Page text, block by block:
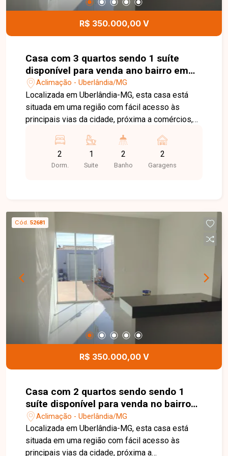
bairro Aclimação. Agende uma visita e venha
conhecer todos os detalhes desta casa.
R$ 350.000,00 V
Casa com 3 quartos sendo 1 suíte
disponível para venda ano bairro em
Uberlândia-MG
Aclimação - Uberlândia/MG
Localizada em Uberlândia-MG, esta casa está
situada em uma região com fácil acesso às
principais vias da cidade, próxima a comércios,
serviços, proporcionando praticidade e qualidade
de vida para toda a família. O imóvel é novo,
pronto para morar, e conta com sala ampla, 03
e área de serviço com tanque e instalações para
máquina de lavar. A casa possui acabamento de
excelente padrão, com piso em porcelanato,
metais e acabamentos de primeira qualidade,
oferecendo conforto, modernidade e
funcionalidade. Esta é uma excelente
oportunidade para quem busca um imóvel novo,
com ótimo acabamento e pronto para morar.
Agende uma visita e venha conhecer todos os
detalhes desta casa.
2
Dorm.
1
Suite
2
Banho
2
Garagens
Cód. 52681
R$ 350.000,00 V
Casa com 2 quartos sendo sendo 1
suíte disponível para venda no bairro
em Uberlândia-MG
Aclimação - Uberlândia/MG
Localizada em Uberlândia-MG, esta casa está
situada em uma região com fácil acesso às
principais vias da cidade, próxima a